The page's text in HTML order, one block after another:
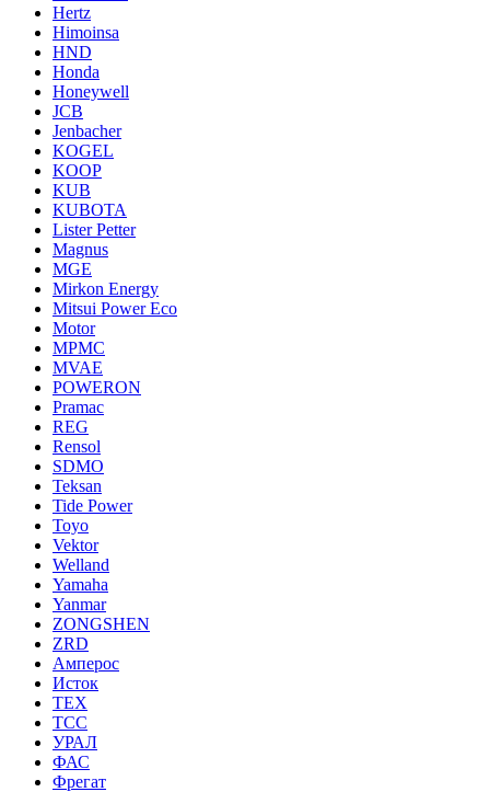
Hertz
Himoinsa
HND
Honda
Honeywell
JCB
Jenbacher
KOGEL
KOOP
KUB
KUBOTA
Lister Petter
Magnus
MGE
Mirkon Energy
Mitsui Power Eco
Motor
MPMC
MVAE
POWERON
Pramac
REG
Rensol
SDMO
Teksan
Tide Power
Toyo
Vektor
Welland
Yamaha
Yanmar
ZONGSHEN
ZRD
Амперос
Исток
ТЕХ
ТСС
УРАЛ
ФАС
Фрегат